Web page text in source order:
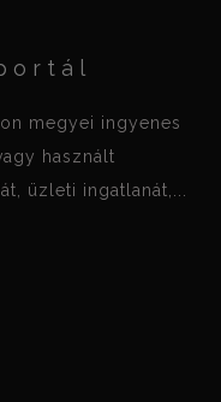
megyei ingyenes
használt
üzleti ingatlanát,...